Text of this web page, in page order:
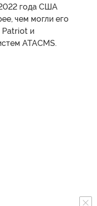
года США
чем могли его
Patriot и
ATACMS.